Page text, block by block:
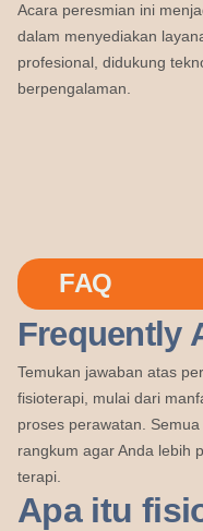
Acara peresmian ini
dalam menyediakan
profesional, didukung
berpengalaman.
FAQ
Frequently
Temukan jawaban atas
fisioterapi, mulai dari
proses perawatan.
rangkum agar Anda lebih
terapi.
Apa itu